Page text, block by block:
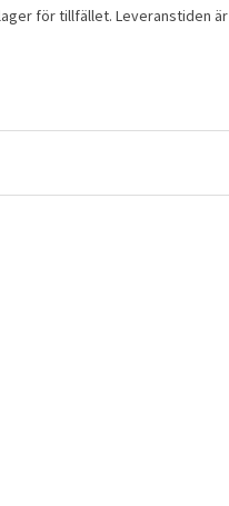
för tillfället. Leveranstiden